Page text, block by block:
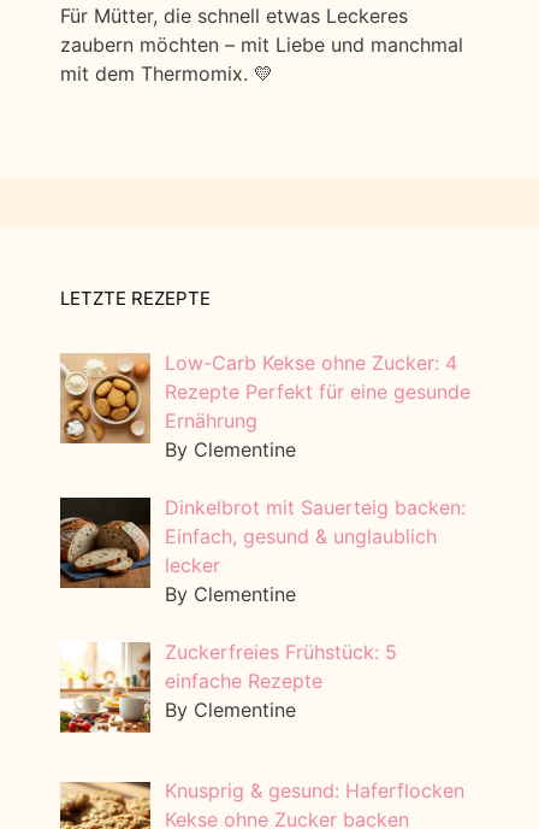
Für Mütter, die schnell etwas Leckeres
zaubern möchten – mit Liebe und manchmal
mit dem Thermomix. 💛
LETZTE REZEPTE
Low-Carb Kekse ohne Zucker: 4
Rezepte Perfekt für eine gesunde
Ernährung
By Clementine
Dinkelbrot mit Sauerteig backen:
Einfach, gesund & unglaublich
lecker
By Clementine
Zuckerfreies Frühstück: 5
einfache Rezepte
By Clementine
Knusprig & gesund: Haferflocken
Kekse ohne Zucker backen